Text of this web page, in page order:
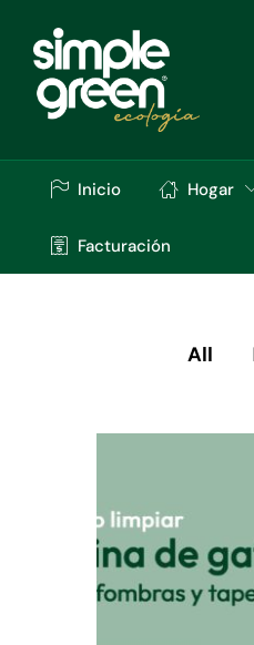
Inicio Hogar
Facturación
All